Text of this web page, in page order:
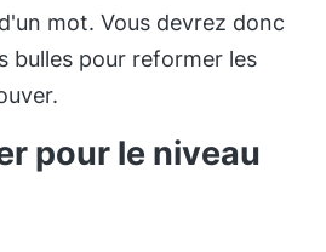
mot. Vous devrez donc
bulles pour reformer les
pour le niveau